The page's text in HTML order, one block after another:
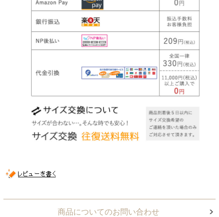
商品についてのお問い合わせ